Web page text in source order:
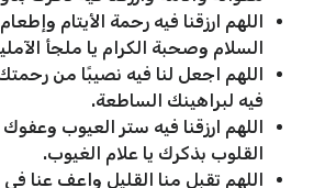
اللهم ارزقنا فيه رحمة الأيتام
السلام وصحبة الكرام يا ملجأ
اللهم اجعل لنا فيه نصيبًا من
فيه لبراهينك الساطعة.
اللهم ارزقنا فيه ستر العيوب
القلوب بذكرك يا علام الغيوب.
اللهم تقبل منا القليل واعف عنا